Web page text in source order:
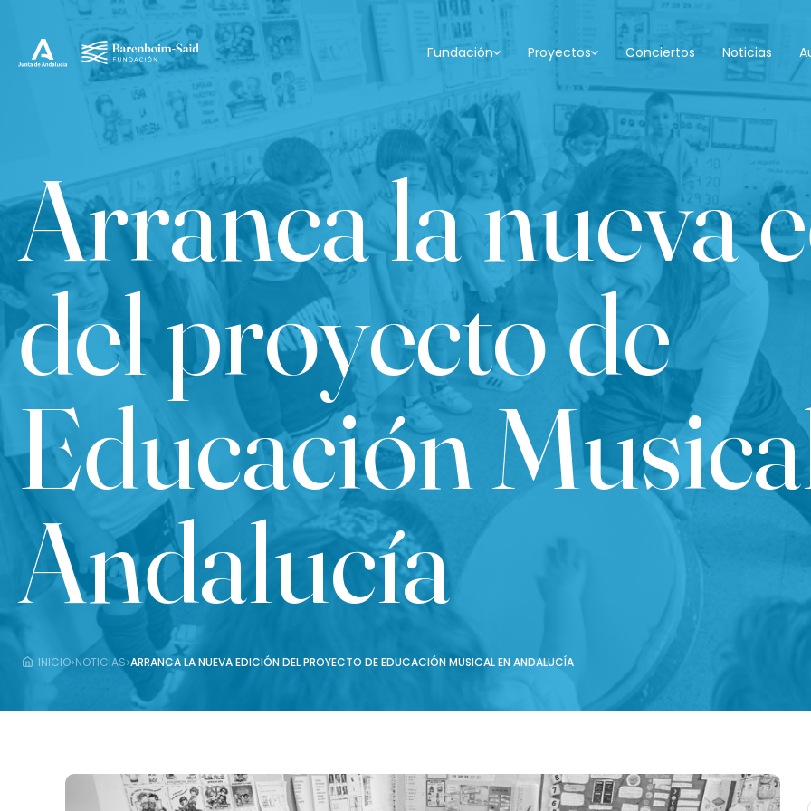
Fundación Proyectos Conciertos Noticias
Arranca la nueva
del proyecto de
Educación
Andalucía
INICIO›NOTICIAS›ARRANCA LA NUEVA EDICIÓN DEL PROYECTO DE EDUCACIÓN MUSICAL EN ANDALUCÍA